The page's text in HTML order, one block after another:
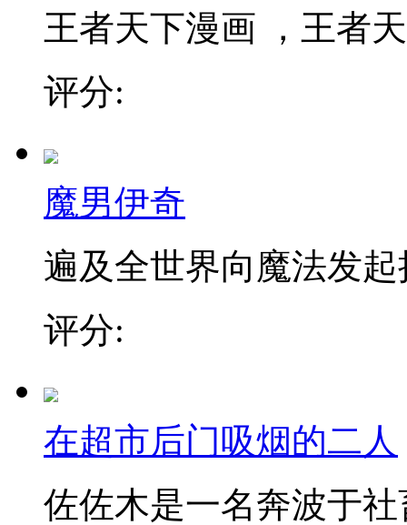
王者天下漫画 ，王者
评分:
魔男伊奇
遍及全世界向魔法发起
评分:
在超市后门吸烟的二人
佐佐木是一名奔波于社